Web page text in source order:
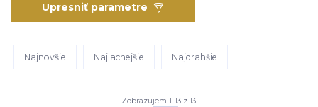
Upresniť parametre
Najnovšie Najlacnejšie Najdrahšie
Zobrazujem 1-13 z 13